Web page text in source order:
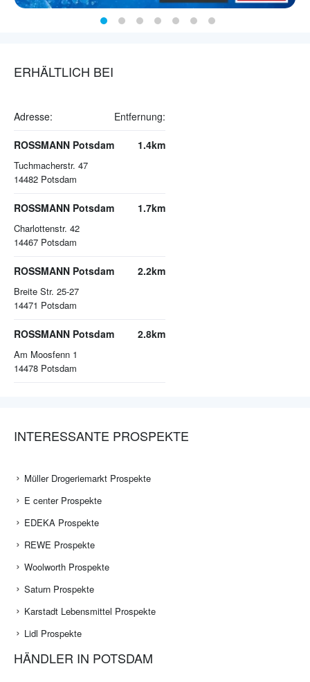
ERHÄLTLICH BEI
Adresse: Entfernung:
ROSSMANN Potsdam
Tuchmacherstr. 47
14482 Potsdam
1.4km
ROSSMANN Potsdam
Charlottenstr. 42
14467 Potsdam
1.7km
ROSSMANN Potsdam
Breite Str. 25-27
14471 Potsdam
2.2km
ROSSMANN Potsdam
Am Moosfenn 1
14478 Potsdam
2.8km
INTERESSANTE PROSPEKTE
Müller Drogeriemarkt Prospekte
E center Prospekte
EDEKA Prospekte
REWE Prospekte
Woolworth Prospekte
Saturn Prospekte
Karstadt Lebensmittel Prospekte
Lidl Prospekte
HÄNDLER IN POTSDAM